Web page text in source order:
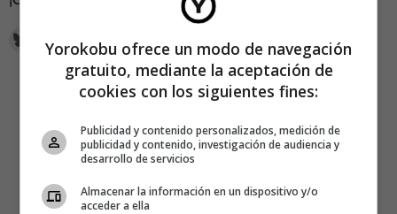
Yorokobu ofrece un modo de navegación
gratuito, mediante la aceptación de
cookies con los siguientes fines:
Publicidad y contenido personalizados, medición de
publicidad y contenido, investigación de audiencia y
desarrollo de servicios
Almacenar la información en un dispositivo y/o
acceder a ella